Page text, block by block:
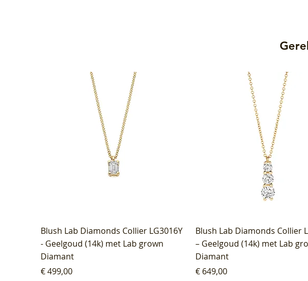
Blush Lab Diamonds Collier LG3016Y
- Geelgoud (14k) met Lab grown
Diamant
Prijs
€ 499,00
Blush Lab Diamonds Collier
– Geelgoud (14k) met Lab
Diamant
Prijs
€ 649,00